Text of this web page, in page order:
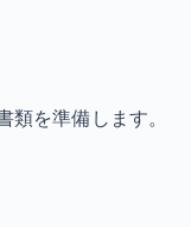
類を準備します。